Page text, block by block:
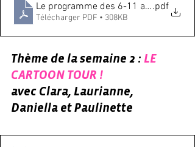
Le programme des 6-11 ans, période 1
.pdf
Télécharger PDF • 308KB
Thème de la semaine 2 : LE
CARTOON TOUR !
avec Clara, Laurianne,
Daniella et Paulinette